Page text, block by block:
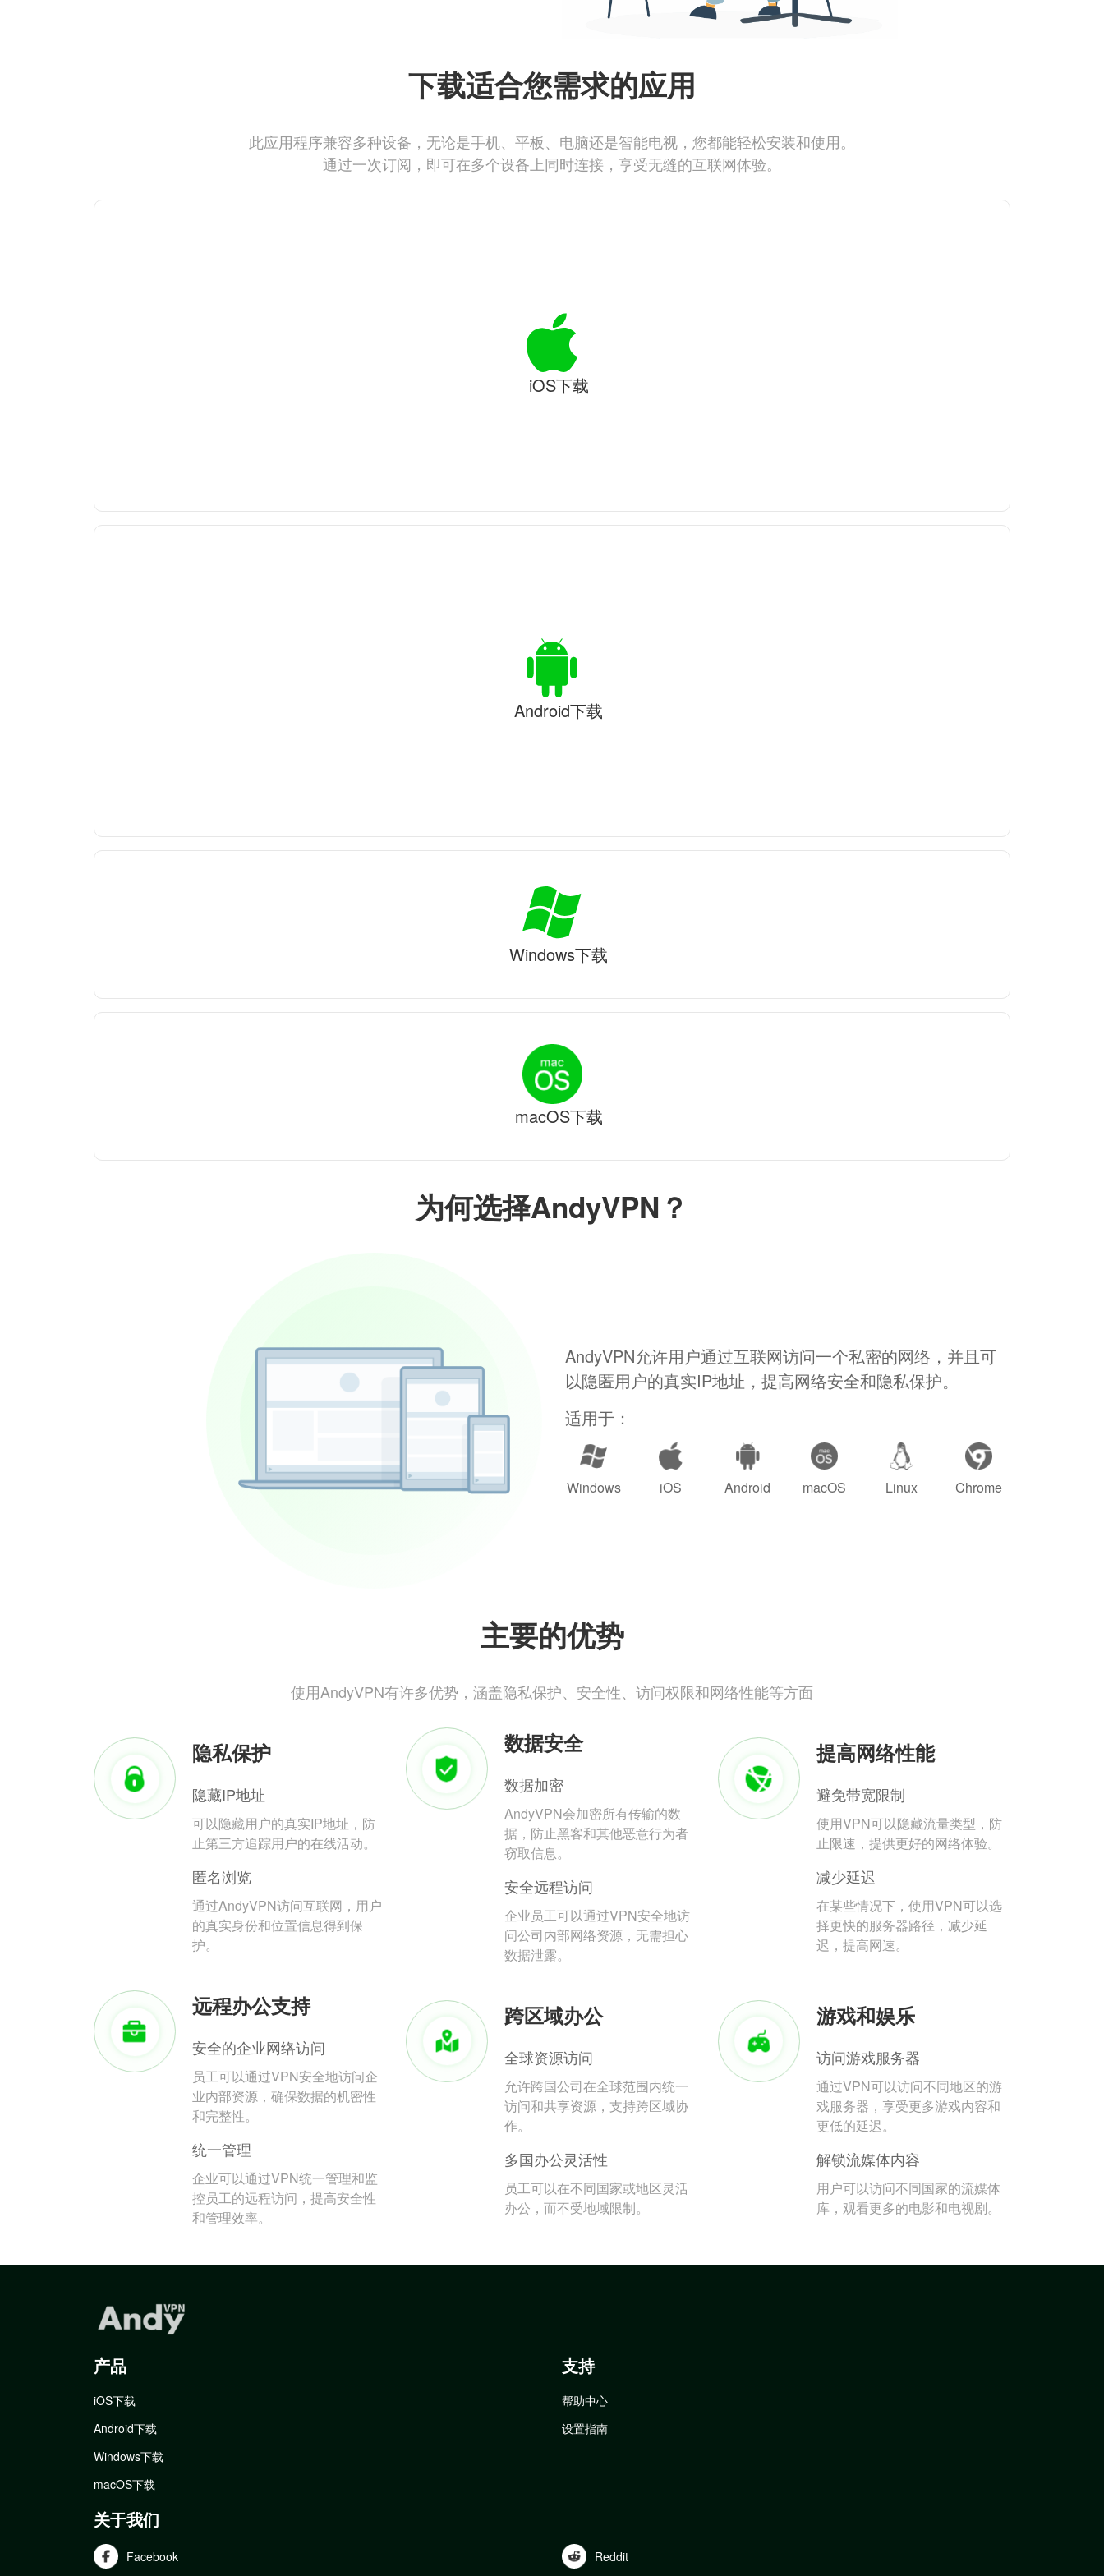
为何选择AndyVPN？
AndyVPN允许用户通过互联网访问一个私密的网络，并且可
以隐匿用户的真实IP地址，提高网络安全和隐私保护。
适用于：
Windows iOS Android macOS Linux Chrome
主要的优势
使用AndyVPN有许多优势，涵盖隐私保护、安全性、访问权限和网络性能等方面
隐私保护
隐藏IP地址
可以隐藏用户的真实IP地址，防
止第三方追踪用户的在线活动。
匿名浏览
通过AndyVPN访问互联网，用户
的真实身份和位置信息得到保
护。
数据安全
数据加密
AndyVPN会加密所有传输的数
据，防止黑客和其他恶意行为者
窃取信息。
安全远程访问
企业员工可以通过VPN安全地访
问公司内部网络资源，无需担心
数据泄露。
提高网络性能
避免带宽限制
使用VPN可以隐藏流量类型，防
止限速，提供更好的网络体验。
减少延迟
在某些情况下，使用VPN可以选
择更快的服务器路径，减少延
迟，提高网速。
远程办公支持
安全的企业网络访问
员工可以通过VPN安全地访问企
业内部资源，确保数据的机密性
和完整性。
统一管理
企业可以通过VPN统一管理和监
控员工的远程访问，提高安全性
和管理效率。
跨区域办公
全球资源访问
允许跨国公司在全球范围内统一
访问和共享资源，支持跨区域协
作。
多国办公灵活性
员工可以在不同国家或地区灵活
办公，而不受地域限制。
游戏和娱乐
访问游戏服务器
通过VPN可以访问不同地区的游
戏服务器，享受更多游戏内容和
更低的延迟。
解锁流媒体内容
用户可以访问不同国家的流媒体
库，观看更多的电影和电视剧。
下载适合您需求的应用
此应用程序兼容多种设备，无论是手机、平板、电脑还是智能电视，您都能轻松安装和使用。
通过一次订阅，即可在多个设备上同时连接，享受无缝的互联网体验。
iOS下载
Android下载
Windows下载
macOS下载
产品
iOS下载
Android下载
Windows下载
macOS下载
支持
帮助中心
设置指南
关于我们
Facebook Reddit